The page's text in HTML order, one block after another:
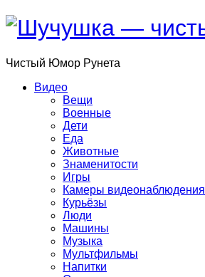
Чистый Юмор Рунета
Видео
Вещи
Военные
Дети
Еда
Животные
Знаменитости
Игры
Камеры видеонаблюдения
Курьёзы
Люди
Машины
Музыка
Мультфильмы
Напитки